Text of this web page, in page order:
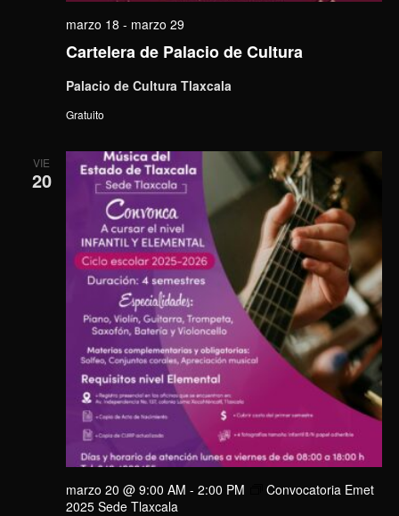
Cartelera de Palacio de Cultura
marzo 18 - marzo 29
Palacio de Cultura Tlaxcala
Gratuito
VIE
20
marzo 20 @ 9:00 AM - 2:00 PM
Convocatoria Emet
2025 Sede Tlaxcala